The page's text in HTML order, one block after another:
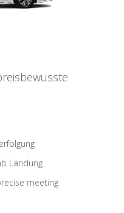
Landung
meeting